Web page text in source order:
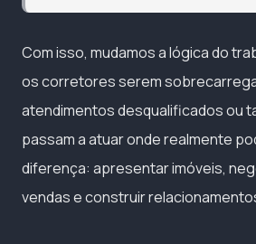
Com isso, mudamos a lógica do
os corretores serem
atendimentos desqualificados ou
passam a atuar onde realmente
diferença: apresentar imóveis,
vendas e construir